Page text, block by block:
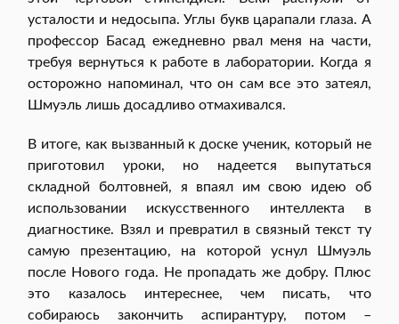
усталости и недосыпа. Углы букв царапали глаза. А
профессор Басад ежедневно рвал меня на части,
требуя вернуться к работе в лаборатории. Когда я
осторожно напоминал, что он сам все это затеял,
Шмуэль лишь досадливо отмахивался.
В итоге, как вызванный к доске ученик, который не
приготовил уроки, но надеется выпутаться
складной болтовней, я впаял им свою идею об
использовании искусственного интеллекта в
диагностике. Взял и превратил в связный текст ту
самую презентацию, на которой уснул Шмуэль
после Нового года. Не пропадать же добру. Плюс
это казалось интереснее, чем писать, что
собираюсь закончить аспирантуру, потом –